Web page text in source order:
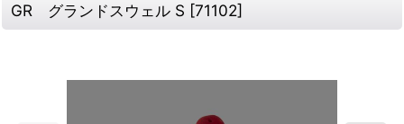
GR グランドスウェル S [71102]